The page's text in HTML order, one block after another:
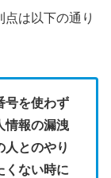
は以下の通り
号を使わず
情報の漏洩
人とのやり
くない時に